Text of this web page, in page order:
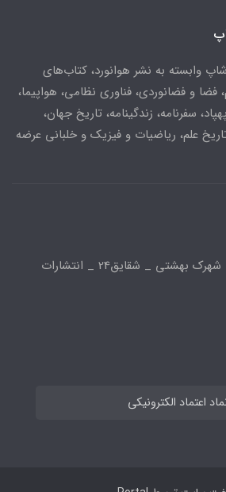
وابسته به نشر هوانورد، کتاب‌های
فضا و فضانوردی، فناوری نظامی، هواپیما،
سفرنامه، زندگینامه، تاریخ جهان،
علم، ریاضیات و فیزیک و خلبانی عرضه
اتوبان بابایی _ شهرک بهشتی _ شقایق24 _ انتشارات
اعتماد الکترونیکی